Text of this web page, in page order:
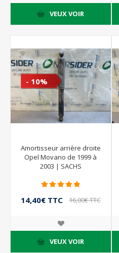
VEUX VOIR
- 10%
Amortisseur arrière droite
Opel Movano de 1999 à
2003 | SACHS
14,40€ TTC 16,00€ TTC
VEUX VOIR